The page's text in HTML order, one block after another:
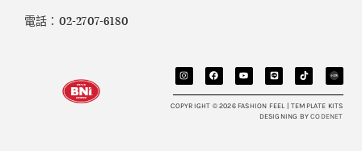
電話：02-2707-6180
COPYRIGHT © 2026 FASHION FEEL | TEMPLATE KITS
DESIGNING BYCODENET​